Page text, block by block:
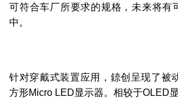
可符合车厂所要求的规格，未来将有
中。
针对穿戴式装置应用，錼创呈现了被
方形Micro LED显示器。相较于OLED